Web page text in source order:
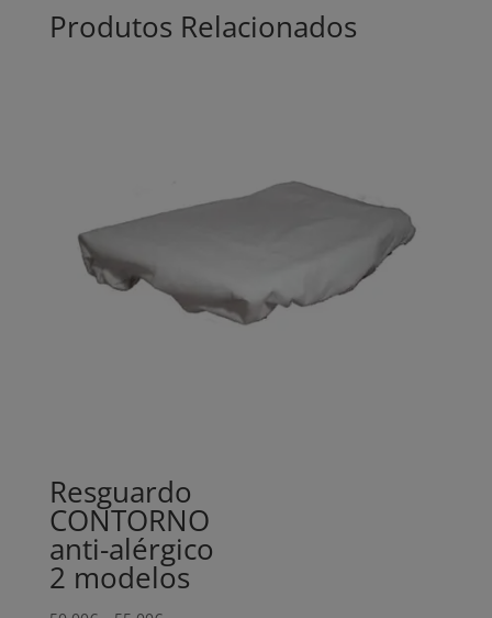
Produtos Relacionados
Resguardo
CONTORNO
anti-alérgico
2 modelos